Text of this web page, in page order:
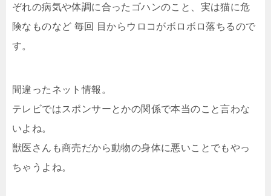
ぞれの病気や体調に合ったゴハンのこと、実は猫に危
険なものなど 毎回 目からウロコがボロボロ落ちるので
す。
間違ったネット情報。
テレビではスポンサーとかの関係で本当のこと言わな
いよね。
獣医さんも商売だから動物の身体に悪いことでもやっ
ちゃうよね。